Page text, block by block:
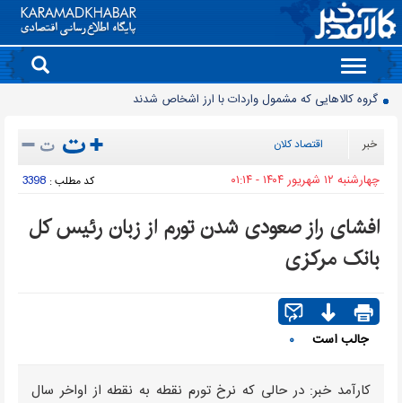
Toggle
navigation
گروه کالاهایی که مشمول واردات با ارز اشخاص شدند
چگونه به «کیف پول ایران» وصل شویم؟
برنج چند؟
انتقال تورم خودرو به بازار خدمات
90 میلیون کیف پول برای ایرانی ها ساخته شد
روز سبز بورس
معمای قیمت سکه امامی و بهار آزادی در دادگاه خانواده
چرا قبوض برق برخی مشترکان افزایش چند برابری داشت؟
خبر اقتصاد کلان
چهارشنبه ۱۲ شهريور ۱۴۰۴ - ۰۱:۱۴ کد مطلب : 3398
افشای راز صعودی شدن تورم از زبان رئیس کل
بانک مرکزی
جالب است ۰
کارآمد خبر: در حالی که نرخ تورم نقطه به نقطه از اواخر سال